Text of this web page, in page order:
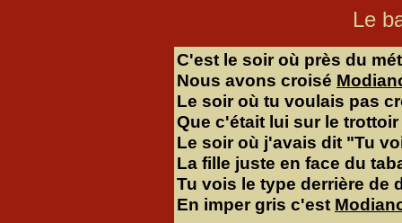
Le
C'est le soir où près du
Nous avons croisé
Le soir où tu voulais pas
Que c'était lui sur le trottoir
Le soir où j'avais dit "Tu
La fille juste en face du
Tu vois le type derrière de
En imper gris c'est